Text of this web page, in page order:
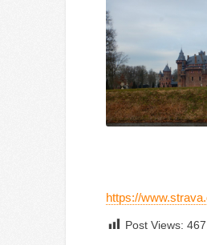
https://
Post Views: 467